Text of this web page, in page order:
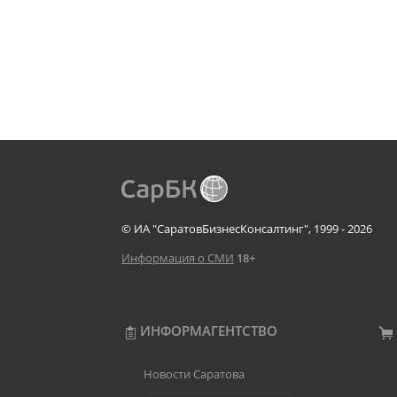
© ИА "СаратовБизнесКонсалтинг", 1999 - 2026
Информация о СМИ 18+
ИНФОРМАГЕНТСТВО
Новости Саратова